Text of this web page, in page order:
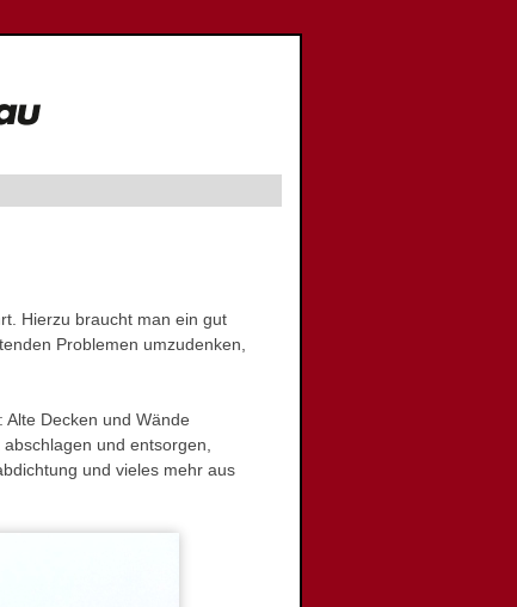
Hierzu braucht man ein gut
Problemen umzudenken,
Decken und Wände
und entsorgen,
und vieles mehr aus